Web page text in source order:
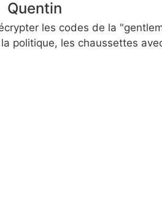
Quentin
les codes de la
politique, les chaussettes